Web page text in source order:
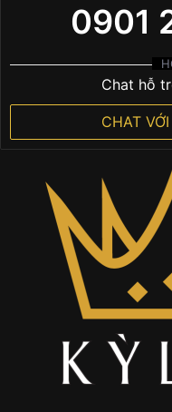
0901
Chat hỗ
CHAT